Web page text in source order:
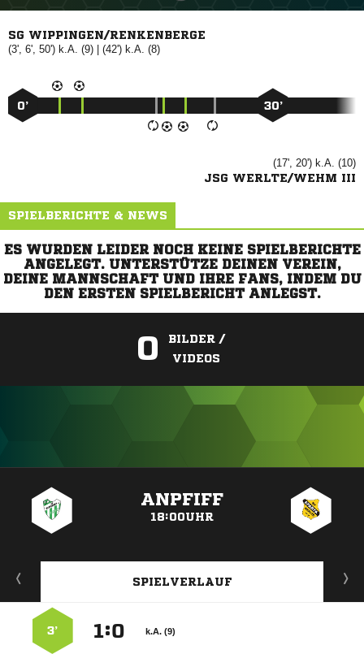
SG WIPPINGEN/RENKENBERGE
(3', 6', 50') k.A. (9) | (42') k.A. (8)
0’ 30’
(17', 20') k.A. (10)
JSG WERLTE/WEHM III
SPIELBERICHTE & NEWS
ES WURDEN LEIDER NOCH KEINE SPIELBERICHTE
ANGELEGT. UNTERSTÜTZE DEINEN VEREIN,
DEINE MANNSCHAFT UND IHRE FANS, INDEM DU
DEN ERSTEN SPIELBERICHT ANLEGST.
0
BILDER /
VIDEOS
ANPFIFF
18:00UHR
SPIELVERLAUF
k.A. (9)
:
3’